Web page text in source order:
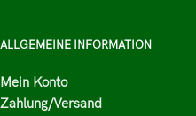
ALLGEMEINE INFORMATION
Mein Konto
Zahlung/Versand